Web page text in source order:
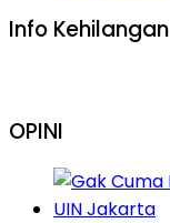
Info Kehilangan
OPINI